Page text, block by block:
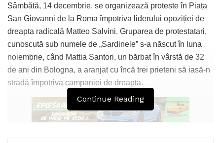
Sâmbătă, 14 decembrie, se organizează proteste în Piața
San Giovanni de la Roma împotriva liderului opoziției de
dreapta radicală Matteo Salvini. Gruparea de protestatari,
cunoscută sub numele de „Sardinele” s-a născut în luna
noiembrie, când Mattia Santori, un bărbat în vârstă de 32
de ani din Bologna, a aranjat cu încă trei prieteni să iasă-n
stradă împotriva campaniei de dreapta.
Continue Reading